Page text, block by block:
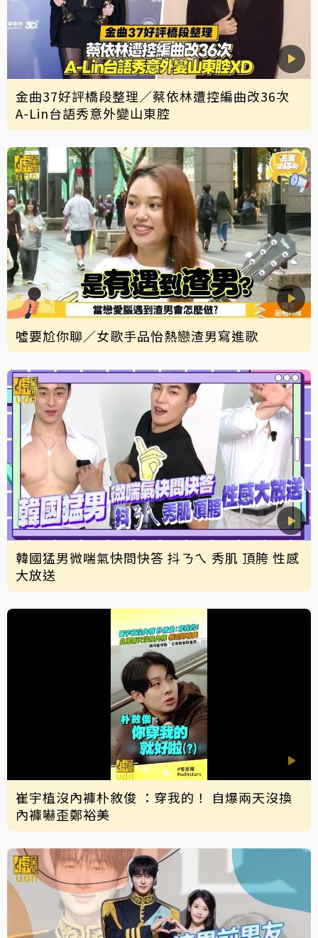
金曲37好評橋段整理／蔡依林遭控編曲改36次
A-Lin台語秀意外變山東腔
噓要尬你聊／女歌手品怡熱戀渣男寫進歌
韓國猛男微喘氣快問快答 抖ㄋㄟ 秀肌 頂胯 性感
大放送
崔宇植沒內褲朴敘俊 ：穿我的！ 自爆兩天沒換
內褲嚇歪鄭裕美